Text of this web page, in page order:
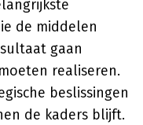
de middelen
gaan
realiseren.
beslissingen
de kaders blijft.